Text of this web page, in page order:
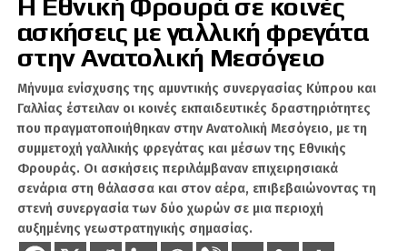
δείχνει τη σταθερή προσπάθεια της Άγκυρας
να ενισχύσει τις δυνατότητες στρατηγικής
κρούσης και να αποκτήσει μέσα που μπορούν
να επηρεάσουν τις ισορροπίες αποτροπής στην
ευρύτερη περιοχή.
Υπενθυμίζεται, ότι με τον Tayfun μας απειλούσε
ο Ρετζέπ Ταγίπ Ερντογάν ότι θα χτυπήσει την
Αθήνα πριν από μερικά χρόνια και βλέπουμε,
ότι τώρα είναι επιχειρησιακά έτοιμος.
ασκήσεις με γαλλική φρεγάτα
στην Ανατολική Μεσόγειο
Μήνυμα ενίσχυσης της αμυντικής συνεργασίας Κύπρου και
Γαλλίας έστειλαν οι κοινές εκπαιδευτικές δραστηριότητες
που πραγματοποιήθηκαν στην Ανατολική Μεσόγειο, με τη
συμμετοχή γαλλικής φρεγάτας και μέσων της Εθνικής
Φρουράς. Οι ασκήσεις περιλάμβαναν επιχειρησιακά
σενάρια στη θάλασσα και στον αέρα, επιβεβαιώνοντας τη
στενή συνεργασία των δύο χωρών σε μια περιοχή
αυξημένης γεωστρατηγικής σημασίας.